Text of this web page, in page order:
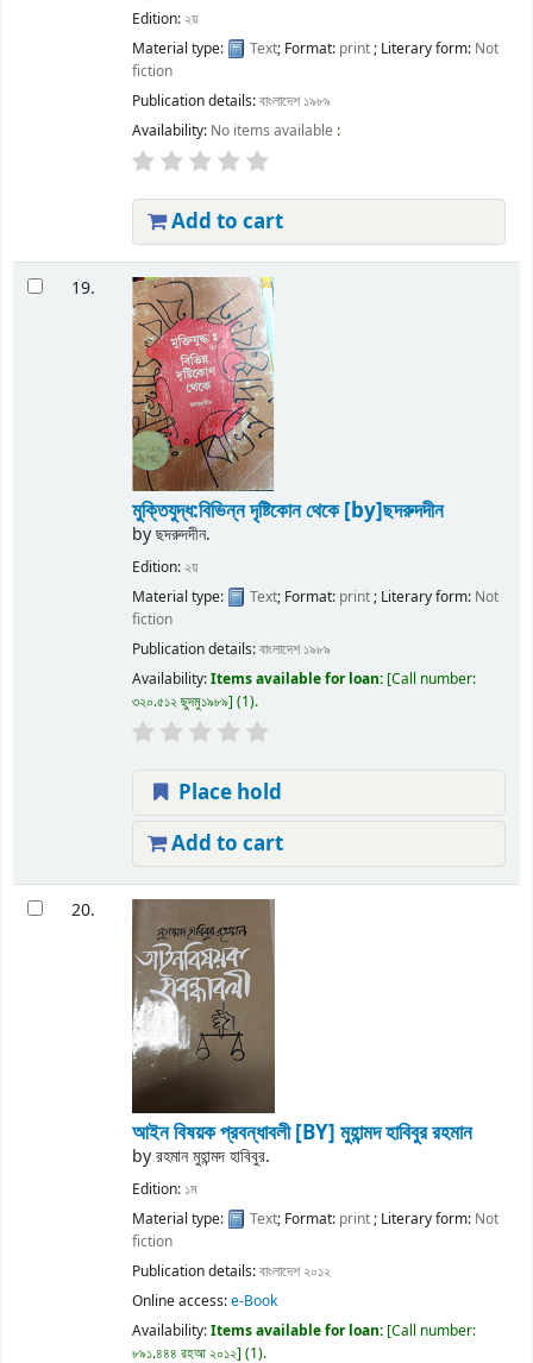
Edition: ২য়
Material type:
Text; Format: print; Literary form: Not
fiction
Publication details:বাংলাদেশ ১৯৮৯
Availability: No items available :
Add to cart
19.
মুক্তিযুদ্ধ:বিভিন্ন দৃষ্টিকোন থেকে[by]ছদরুদদীন
byছদরুদদীন.
Edition: ২য়
Material type:
Text; Format: print; Literary form: Not
fiction
Publication details:বাংলাদেশ ১৯৮৯
Availability:Items available for loan: Call number:
৩২০.৫১২ ছুদমু১৯৮৯ (1).
Place hold
Add to cart
20.
আইন বিষয়ক প্রবন্ধাবলী[BY] মুহান্মদ হাবিবুর রহমান
byরহমান মুহান্মদ হাবিবুর.
Edition: ১ম
Material type:
Text; Format: print; Literary form: Not
fiction
Publication details:বাংলাদেশ ২০১২
Online access:e-Book
Availability:Items available for loan: Call number:
৮৯১.৪৪৪ রহআ ২০১২ (1).